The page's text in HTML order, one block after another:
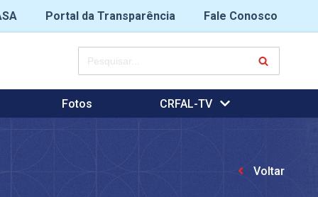
Portal da Transparência
Fale Conosco
Fotos CRFAL-TV
Voltar